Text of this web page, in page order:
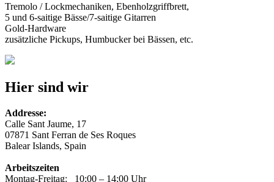
Tremolo / Lockmechaniken, Ebenholzgriffbrett,
5 und 6-saitige Bässe/7-saitige Gitarren
Gold-Hardware
zusätzliche Pickups, Humbucker bei Bässen, etc.
Hier sind wir
Addresse:
Calle Sant Jaume, 17
07871 Sant Ferran de Ses Roques
Balear Islands, Spain
Arbeitszeiten
Montag-Freitag: 10:00 – 14:00 Uhr